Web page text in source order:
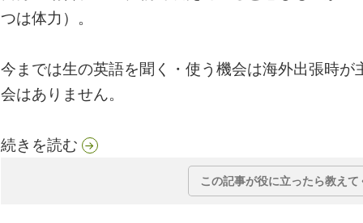
つは体力）。
今までは生の英語を聞く・使う機会は海外出張時
会はありません。
続きを読むiPadの手書き入力機能と英語アプリが相
この記事が役に立ったら教えて